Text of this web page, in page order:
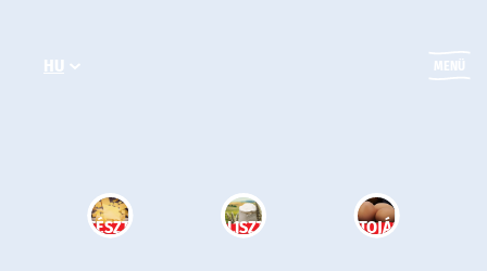
tartalomhoz
HU MENÜ
TÉSZTA LISZT TOJÁS